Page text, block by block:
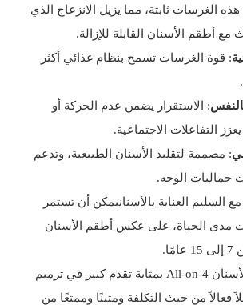
هذه الغرسات ثابتة، مما يزيل الانزعاج الذي
مع أطقم الأسنان القابلة للإزالة.
: قوة الغرسات تسمح بنظام غذائي أكثر
: الاستقرار يضمن عدم الحركة أو
التفاعلات الاجتماعية.
: مصممة لتقليد الأسنان الطبيعية، وتدعم
جماليات الوجه.
السليم العناية بالأسنانيمكن أن تستمر
مدى الحياة، على عكس أطقم الأسنان
تعتبر تقنية زراعة الأسنان All-on-4 بمثابة تقدم كبير في ترميم
فعالاً من حيث التكلفة ومتينًا وممتعًا من